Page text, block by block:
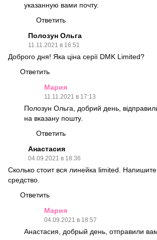
указанную вами почту.
Ответить
Полозун Ольга
11.11.2021 в 16:51
Доброго дня! Яка ціна серії DMK Limited?
Ответить
Мария
11.11.2021 в 17:13
Полозун Ольга, добрий день,
на вказану пошту.
Ответить
Анастасия
04.09.2021 в 18:36
Сколько стоит вся линейка limited.
средство.
Ответить
Мария
04.09.2021 в 18:57
Анастасия, добрый день, отправили